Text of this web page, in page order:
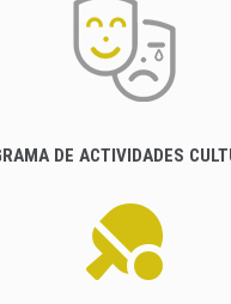
DE ACTIVIDADES